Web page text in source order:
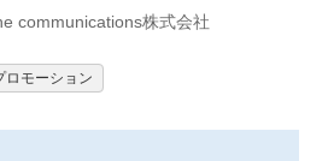
communications株式会社
ロモーション